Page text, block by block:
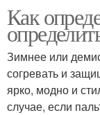
Как
Зимнее или
согревать и
ярко, модно и
случае, если